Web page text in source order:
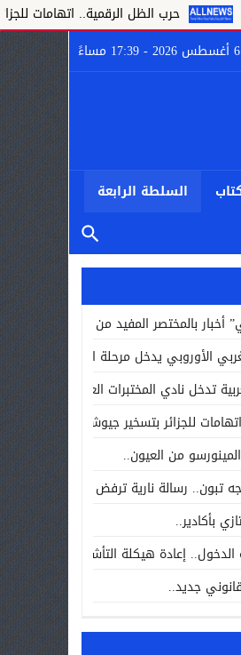
الظل الرقمية.. اتهامات للجزائر بتسخير
السلطة الرابعة
الأوروبي يدخل مرحلة الحسم..
تدخل نادي المختبرات العالمية..
للجزائر بتسخير جيوش إلكترونية
من العيون..
رسالة نارية ترفض «الوصاية
إعادة هيكلة التأشيرات تربك إفريقيا
جديد..
غرفة الإنعاش.. والمعتقلون ينتظرون